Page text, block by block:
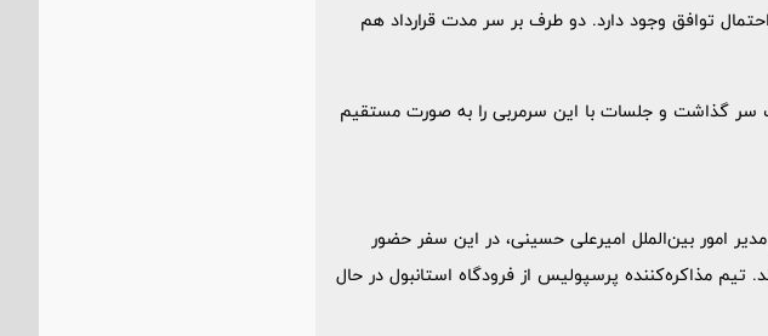
توافق وجود دارد. دو طرف بر سر مدت قرارداد هم
پشت سر گذاشت و جلسات با این سرمربی را به صورت مستقیم
امور بین‌الملل امیرعلی حسینی، در این سفر حضور
تیم مذاکره‌کننده پرسپولیس از فرودگاه استانبول در حال